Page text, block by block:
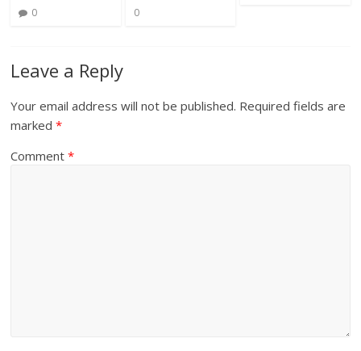
0
0
Leave a Reply
Your email address will not be published. Required fields are
marked*
Comment*